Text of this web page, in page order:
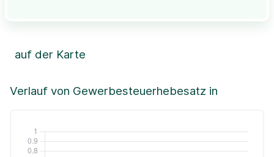
Verlauf von Gewerbesteuerhebesatz in
auf der Karte
+
Leaflet|©OpenStreetMap, ©CartoDB,